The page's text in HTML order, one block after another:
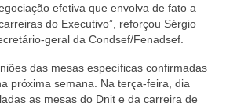
efetiva que envolva de fato a
do Executivo”, reforçou Sérgio
geral da Condsef/Fenadsef.
das mesas específicas confirmadas
próxima semana. Na terça-feira, dia
as mesas do Dnit e da carreira de